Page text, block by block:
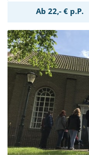
Ab 22,- € p.P.